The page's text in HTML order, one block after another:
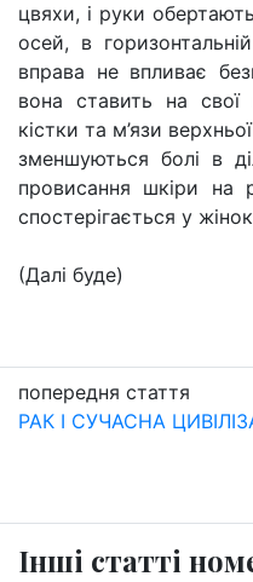
цвяхи, і руки
осей, в
вправа не впливає
вона ставить на свої
кістки та м’язи
зменшуються болі в
провисання шкіри на
спостерігається у
(Далі буде)
попередня стаття
РАК І СУЧАСНА
Інші статті